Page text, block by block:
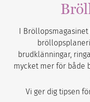
I
brudklänningar,
mycket mer för både
Vi ger dig tipsen